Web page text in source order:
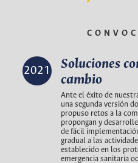
2021
Soluciones
cambio
Ante el éxito de
una segunda versión
propuso retos a la
propongan y
de fácil
gradual a las
establecido en los
emergencia sanitaria